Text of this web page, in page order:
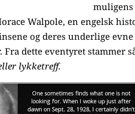
Walpole, en engelsk
og deres underlige
Fra dette eventyret stammer
lykketreff.